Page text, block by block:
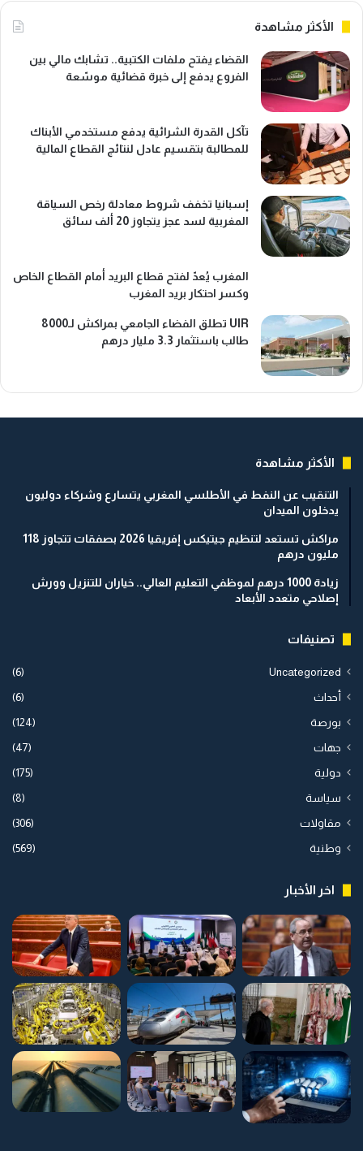
الأكثر مشاهدة
القضاء يفتح ملفات الكتبية.. تشابك مالي بين
الفروع يدفع إلى خبرة قضائية موسّعة
تآكل القدرة الشرائية يدفع مستخدمي الأبناك
للمطالبة بتقسيم عادل لنتائج القطاع المالية
إسبانيا تخفف شروط معادلة رخص السياقة
المغربية لسد عجز يتجاوز 20 ألف سائق
المغرب يُعدّ لفتح قطاع البريد أمام القطاع الخاص
وكسر احتكار بريد المغرب
UIR تطلق الفضاء الجامعي بمراكش لـ8000
طالب باستثمار 3.3 مليار درهم
الأكثر مشاهدة
التنقيب عن النفط في الأطلسي المغربي يتسارع وشركاء دوليون
يدخلون الميدان
مراكش تستعد لتنظيم جيتيكس إفريقيا 2026 بصفقات تتجاوز 118
مليون درهم
زيادة 1000 درهم لموظفي التعليم العالي.. خياران للتنزيل وورش
إصلاحي متعدد الأبعاد
تصنيفات
Uncategorized
(6)
أحداث (6)
بورصة (124)
جهات (47)
دولية (175)
سياسة (8)
مقاولات (306)
وطنية (569)
اخر الأخبار